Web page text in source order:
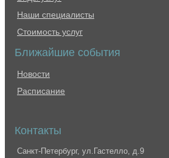
Наши специалисты
Стоимость услуг
Ближайшие события
Новости
Расписание
Контакты
Санкт-Петербург, ул.Гастелло, д.9